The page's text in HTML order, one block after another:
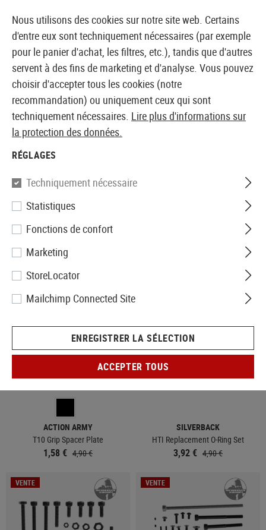
BOUTIQUE ET GROSSISTE EUROPÉEN AIRSOFT
Accueil Tuning et pièces détachées Sniper Externe
ASSESORIES
VENTE
EN STOCK
ACTION ARMY
T10 Grip Spacer Plate
1,58 € 4,90 €
EN STOCK
SILVERBACK
HTI Replacement O-Ring Set
3,92 € 4,90 €
VENTE VENTE
Nous utilisons des cookies sur notre site web. Certains
d'entre eux sont techniquement nécessaires (par exemple
pour le panier d'achat, les filtres, etc.), tandis que d'autres
servent à des fins de marketing et d'analyse. Vous pouvez
choisir d'accepter tous les cookies (notre
recommandation) ou uniquement ceux qui sont
techniquement nécessaires. Lire plus d'informations sur
la protection des données.
RÉGLAGES
Techniquement nécessaire
Statistiques
Fonctions de confort
Marketing
StoreLocator
Mailchimp Connected Site
ENREGISTRER LA SÉLECTION
ACCEPTER TOUS